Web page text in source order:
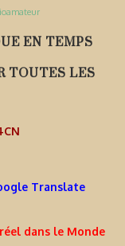
EN TEMPS
TOUTES LES
Translate
dans le Monde